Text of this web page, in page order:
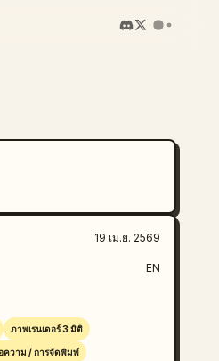
19 เม.ย. 2569
EN
ภาพเรนเดอร์ 3 มิติ
ความ / การจัดพิมพ์